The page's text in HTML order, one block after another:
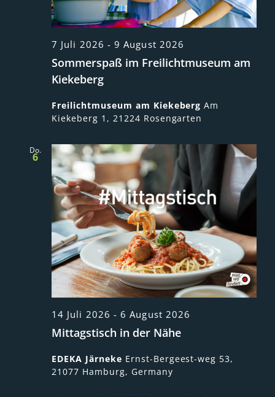
7 Juli 2026 -9 August 2026
Sommerspaß im Freilichtmuseum am
Kiekeberg
Freilichtmuseum am KiekebergAm
Kiekeberg 1, 21224 Rosengarten
Do.
6
14 Juli 2026 -6 August 2026
Mittagstisch in der Nähe
EDEKA Järneke Ernst-Bergeest-weg 53,
21077 Hamburg, Germany